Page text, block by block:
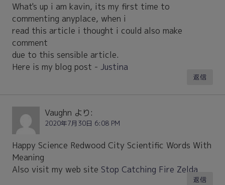
What's up i am kavin, its my first time to
commenting anyplace, when i
read this article i thought i could also make
comment
due to this sensible article.
Here is my blog post - Justina
返信
Vaughn より:
2020年7月30日 6:08 PM
Happy Science Redwood City Scientific Words With
Meaning
Also visit my web site Stop Catching Fire Zelda
返信